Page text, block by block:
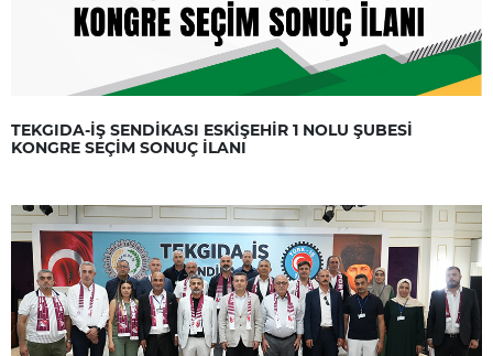
TEKGIDA-İŞ SENDİKASI ESKİŞEHİR 1 NOLU ŞUBESİ
KONGRE SEÇİM SONUÇ İLANI